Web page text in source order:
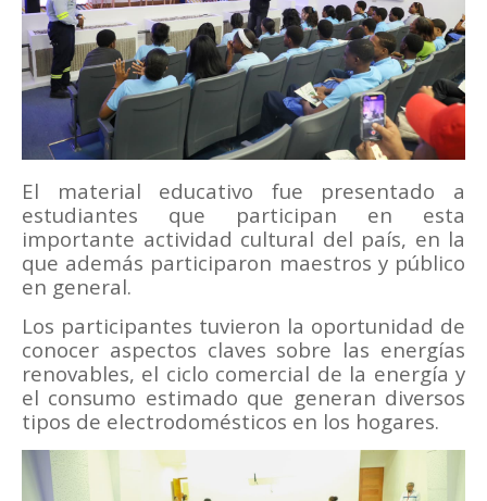
El material educativo fue presentado a
estudiantes que participan en esta
importante actividad cultural del país, en la
que además participaron maestros y público
en general.
Los participantes tuvieron la oportunidad de
conocer aspectos claves sobre las energías
renovables, el ciclo comercial de la energía y
el consumo estimado que generan diversos
tipos de electrodomésticos en los hogares.